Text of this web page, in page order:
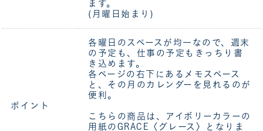
ます。
(月曜日始まり)
ポイント
各曜日のスペースが均一なので、週末
の予定も、仕事の予定もきっちり書
き込めます。
各ページの右下にあるメモスペース
と、その月のカレンダーを見れるのが
便利。
こちらの商品は、アイボリーカラーの
用紙のGRACE〈グレース〉となりま